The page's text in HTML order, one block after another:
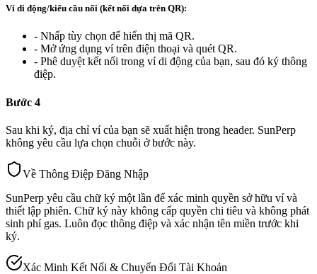
Ví di động/kiểu cầu nối (kết nối dựa trên QR):
- Nhấp tùy chọn để hiển thị mã QR.
- Mở ứng dụng ví trên điện thoại và quét QR.
- Phê duyệt kết nối trong ví di động của bạn, sau đó ký thông
điệp.
Bước 4
Sau khi ký, địa chỉ ví của bạn sẽ xuất hiện trong header. SunPerp
không yêu cầu lựa chọn chuỗi ở bước này.
Về Thông Điệp Đăng Nhập
SunPerp yêu cầu chữ ký một lần để xác minh quyền sở hữu ví và
thiết lập phiên. Chữ ký này không cấp quyền chi tiêu và không phát
sinh phí gas. Luôn đọc thông điệp và xác nhận tên miền trước khi
ký.
Xác Minh Kết Nối & Chuyển Đổi Tài Khoản